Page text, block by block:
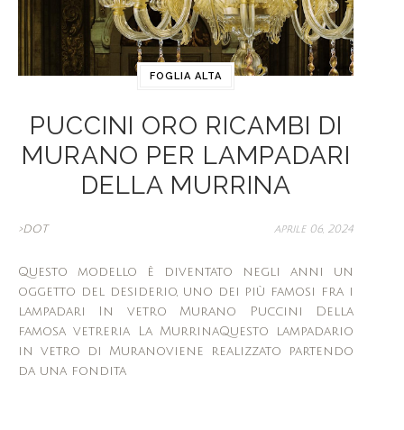
FOGLIA ALTA
PUCCINI ORO RICAMBI DI
MURANO PER LAMPADARI
DELLA MURRINA
>DOT aprile 06, 2024
Questo modello è diventato negli anni un
oggetto del desiderio, uno dei più famosi fra i
lampadari In vetro Murano Puccini Della
famosa vetreria La MurrinaQuesto lampadario
in vetro di Muranoviene realizzato partendo
da una fondita